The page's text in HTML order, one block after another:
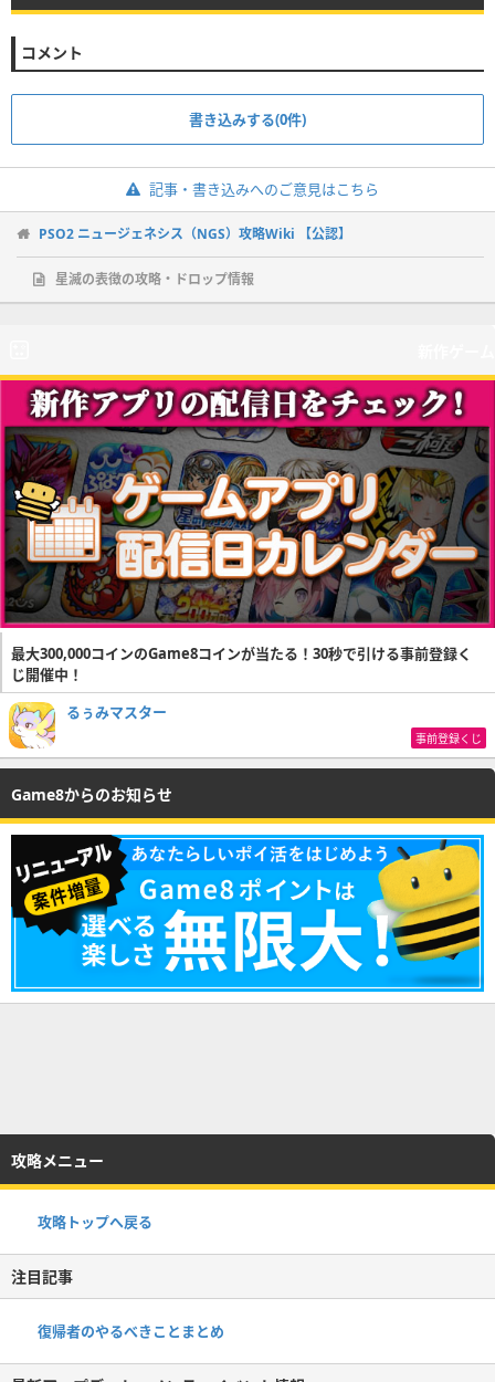
コメント
書き込みする(0件)
記事・書き込みへのご意見はこちら
PSO2 ニュージェネシス（NGS）攻略Wiki 【公認】
星滅の表徴の攻略・ドロップ情報
最大300,000コインのGame8コインが当たる！30秒で引ける事前登録く
じ開催中！
るぅみマスター
事前登録くじ
Game8からのお知らせ
攻略メニュー
攻略トップへ戻る
注目記事
復帰者のやるべきことまとめ